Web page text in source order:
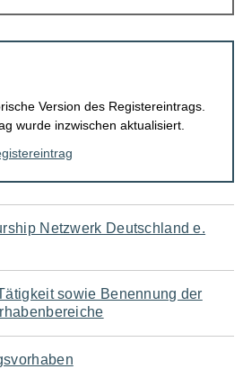
Version des Registereintrags.
wurde inzwischen aktualisiert.
Netzwerk Deutschland e.
sowie Benennung der